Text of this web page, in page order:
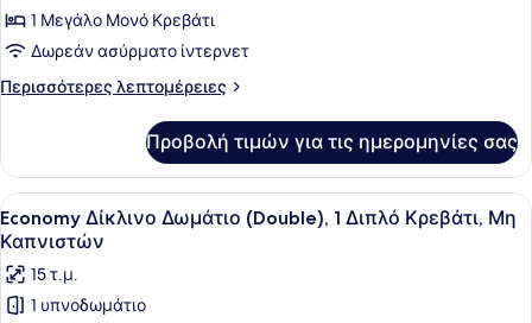
Economy
Μονόκλινο
Μη
1 Μεγάλο Μονό Κρεβάτι
Δωρεάν ασύρματο ίντερνετ
Περισσότερες λεπτομέρειες
Περισσότερες
Μονόκλινο
Δωμάτιο,
Μη
Καπνιστών
Προβολή τιμών για τις ημερομηνίες σας
Προβολή
όλων
των
φωτογραφιών
για
Ένα σύγχρονο δωμάτιο
4
Economy Δίκλινο Δωμάτιο (Double), 1 Διπλό Κρεβάτι, Μη
Καπνιστών
15 τ.μ.
1 υπνοδωμάτιο